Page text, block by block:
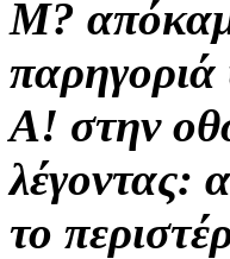
Μ?
Α! στην
λέγοντας:
το